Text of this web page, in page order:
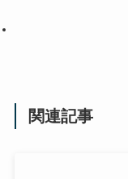
関連記事